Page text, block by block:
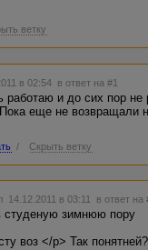
ветку
в 02:54 в ответ на #1
и до сих пор
еще не возвращали
/ Скрыть ветку
14.12.2011 в 03:11 в ответ на
зимнюю пору
воз </p> Так понятней?